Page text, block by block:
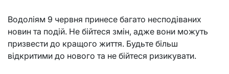
Водоліям 9 червня принесе багато несподіваних
новин та подій. Не бійтеся змін, адже вони можуть
призвести до кращого життя. Будьте більш
відкритими до нового та не бійтеся ризикувати.